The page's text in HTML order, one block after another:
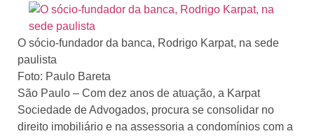
O sócio-fundador da banca, Rodrigo Karpat, na sede
paulista
Foto: Paulo Bareta
São Paulo – Com dez anos de atuação, a Karpat
Sociedade de Advogados, procura se consolidar no
direito imobiliário e na assessoria a condomínios com a